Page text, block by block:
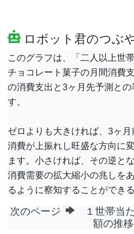
ロボット君のつぶ
このグラフは、「二人以上世
チョコレート菓子の月間消費
の消費支出と3ヶ月先予測との
す。
ゼロよりも大きければ、3ヶ
消費が上振れし旺盛な方向に
ます。小さければ、その逆と
消費需要の拡大縮小の兆しを
るように察知することができ
次のページ
１世帯当
額の推移